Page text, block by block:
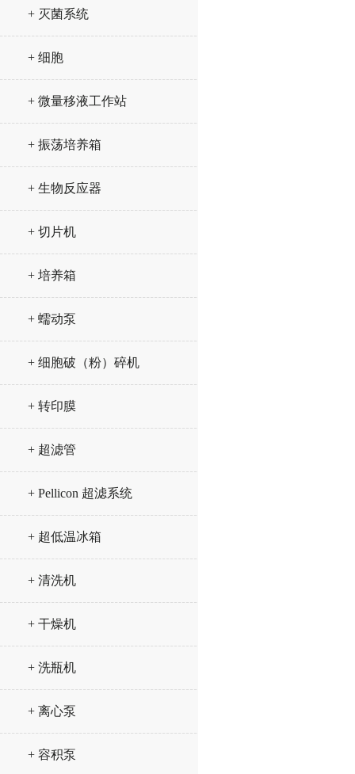
+ 灭菌系统
+ 细胞
+ 微量移液工作站
+ 振荡培养箱
+ 生物反应器
+ 切片机
+ 培养箱
+ 蠕动泵
+ 细胞破（粉）碎机
+ 转印膜
+ 超滤管
+ Pellicon 超滤系统
+ 超低温冰箱
+ 清洗机
+ 干燥机
+ 洗瓶机
+ 离心泵
+ 容积泵